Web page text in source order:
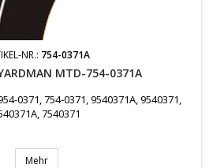
NR.: 754-0371A
MTD-754-0371A
0371, 754-0371, 9540371A, 9540371,
7540371
Mehr